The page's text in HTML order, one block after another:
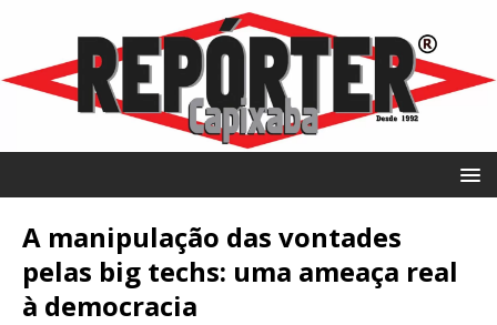
A manipulação das vontades
pelas big techs: uma ameaça real
à democracia